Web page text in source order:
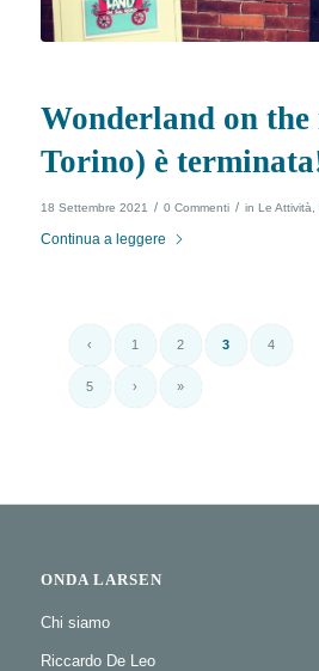
Wonderland on the
Torino) è
18 Settembre 2021 / 0 Commenti / in Le Attività
Continua a leggere
‹ 1 2 3 4
5 › »
ONDA LARSEN
Chi siamo
Riccardo De Leo